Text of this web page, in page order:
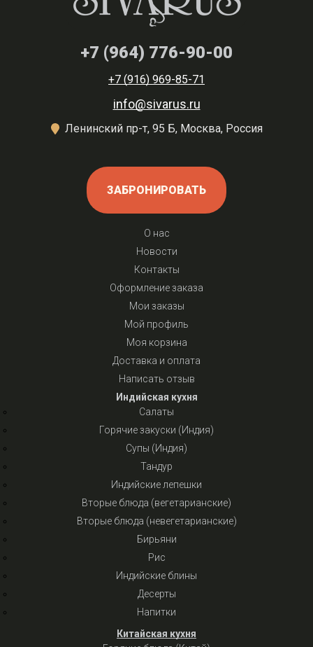
+7 (964) 776-90-00
+7 (916) 969-85-71
info@sivarus.ru
Ленинский пр-т, 95 Б, Москва, Россия
ЗАБРОНИРОВАТЬ
О нас
Новости
Контакты
Оформление заказа
Мои заказы
Мой профиль
Моя корзина
Доставка и оплата
Написать отзыв
Индийская кухня
Салаты
Горячие закуски (Индия)
Супы (Индия)
Тандур
Индийские лепешки
Вторые блюда (вегетарианские)
Вторые блюда (невегетарианские)
Бирьяни
Рис
Индийские блины
Десерты
Напитки
Китайская кухня